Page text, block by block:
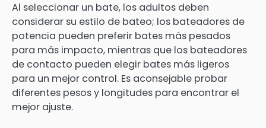
Al seleccionar un bate, los adultos deben
considerar su estilo de bateo; los bateadores de
potencia pueden preferir bates más pesados
para más impacto, mientras que los bateadores
de contacto pueden elegir bates más ligeros
para un mejor control. Es aconsejable probar
diferentes pesos y longitudes para encontrar el
mejor ajuste.